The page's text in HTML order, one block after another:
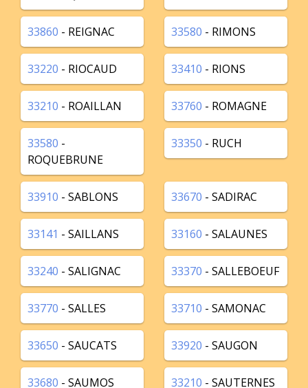
33860 - REIGNAC 33580 - RIMONS
33220 - RIOCAUD 33410 - RIONS
33210 - ROAILLAN 33760 - ROMAGNE
33580 -
ROQUEBRUNE
33350 - RUCH
33910 - SABLONS 33670 - SADIRAC
33141 - SAILLANS 33160 - SALAUNES
33240 - SALIGNAC 33370 - SALLEBOEUF
33770 - SALLES 33710 - SAMONAC
33650 - SAUCATS 33920 - SAUGON
33680 - SAUMOS 33210 - SAUTERNES